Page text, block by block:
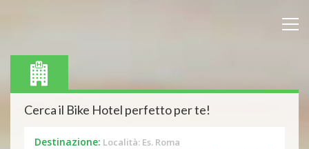
Cerca il Bike Hotel perfetto per te!
Destinazione: Località: Es. Roma